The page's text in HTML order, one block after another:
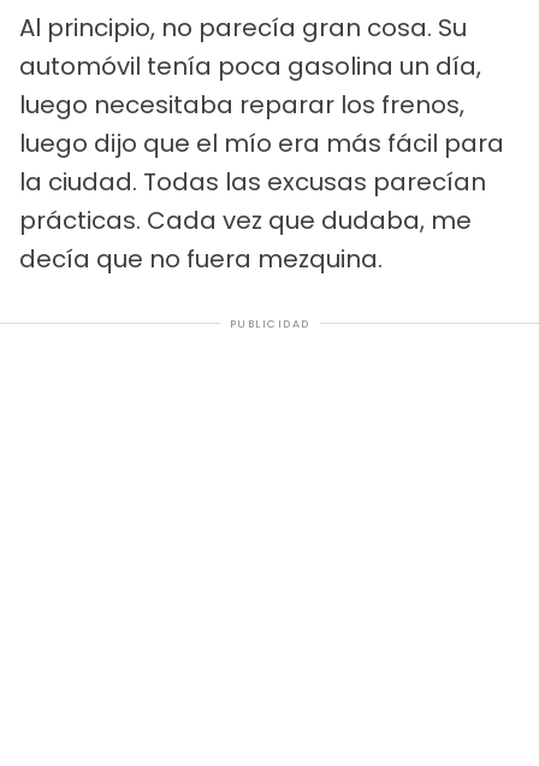
Al principio, no parecía gran cosa. Su
automóvil tenía poca gasolina un día,
luego necesitaba reparar los frenos,
luego dijo que el mío era más fácil para
la ciudad. Todas las excusas parecían
prácticas. Cada vez que dudaba, me
decía que no fuera mezquina.
PUBLICIDAD